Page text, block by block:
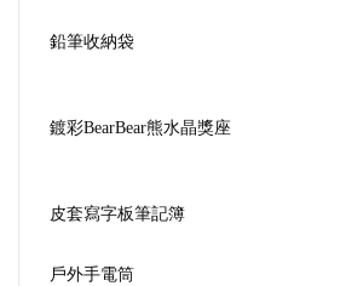
鉛筆收納袋
鍍彩BearBear熊水晶獎座
皮套寫字板筆記簿
戶外手電筒